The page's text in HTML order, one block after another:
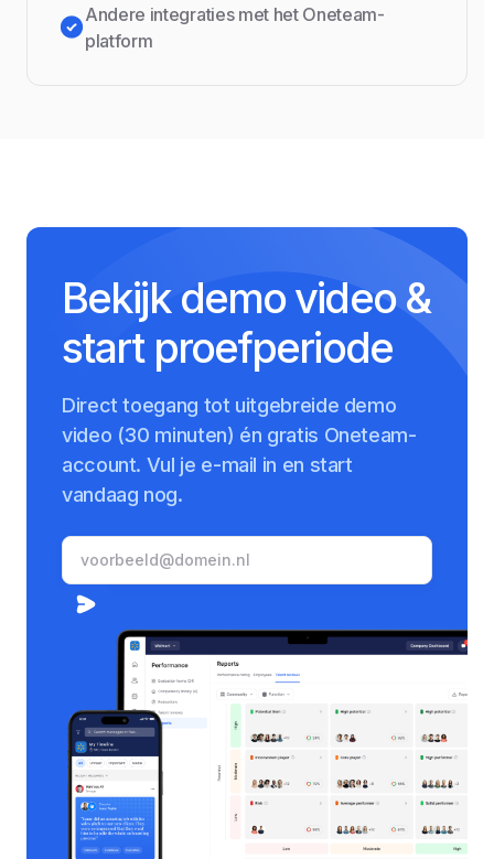
Andere integraties met het Oneteam-
platform
Bekijk demo video &
start proefperiode
Direct toegang tot uitgebreide demo
video (30 minuten) én gratis Oneteam-
account. Vul je e-mail in en start
vandaag nog.